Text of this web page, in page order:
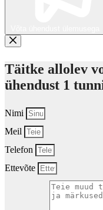
Täitke allolev
ühendust 1
Nimi
Meil
Telefon
Ettevõte